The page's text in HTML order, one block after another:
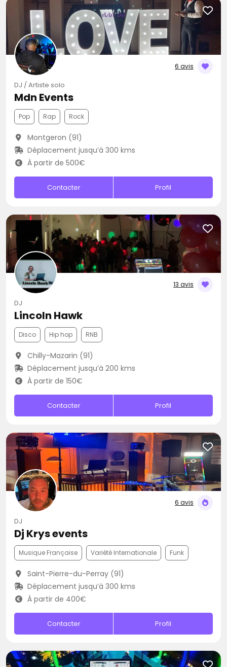
6 avis
DJ / Artiste solo
Mdn Events
Pop Rap Rock
Montgeron (91)
Déplacement jusqu’à 300 kms
À partir de 500€
Contacter Profil
13 avis
DJ
Lincoln Hawk
Disco Hip hop RNB
Chilly-Mazarin (91)
Déplacement jusqu’à 200 kms
À partir de 150€
Contacter Profil
6 avis
DJ
Dj Krys events
Musique Française Variété Internationale Funk
Saint-Pierre-du-Perray (91)
Déplacement jusqu’à 300 kms
À partir de 400€
Contacter Profil